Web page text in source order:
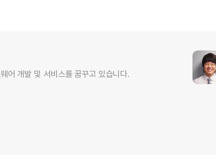
어 개발 및 서비스를 꿈꾸고 있습니다.